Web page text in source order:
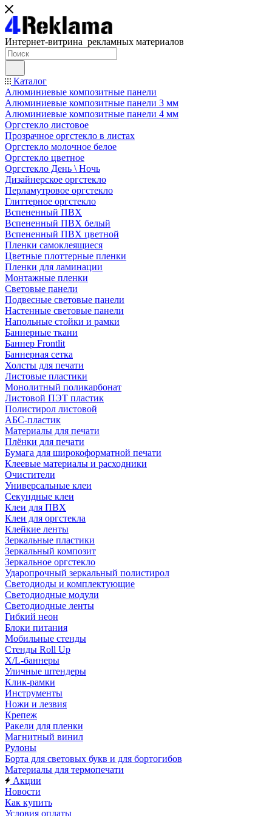
Интернет-витрина рекламных материалов
Каталог
Алюминиевые композитные панели
Алюминиевые композитные панели 3 мм
Алюминиевые композитные панели 4 мм
Оргстекло листовое
Прозрачное оргстекло в листах
Оргстекло молочное белое
Оргстекло цветное
Оргстекло День \ Ночь
Дизайнерское оргстекло
Перламутровое оргстекло
Глиттерное оргстекло
Вспененный ПВХ
Вспененный ПВХ белый
Вспененный ПВХ цветной
Пленки самоклеящиеся
Цветные плоттерные пленки
Пленки для ламинации
Монтажные пленки
Световые панели
Подвесные световые панели
Настенные световые панели
Напольные стойки и рамки
Баннерные ткани
Баннер Frontlit
Баннерная сетка
Холсты для печати
Листовые пластики
Монолитный поликарбонат
Листовой ПЭТ пластик
Полистирол листовой
АБС-пластик
Материалы для печати
Плёнки для печати
Бумага для широкоформатной печати
Клеевые материалы и расходники
Очистители
Универсальные клеи
Секундные клеи
Клеи для ПВХ
Клеи для оргстекла
Клейкие ленты
Зеркальные пластики
Зеркальный композит
Зеркальное оргстекло
Ударопрочный зеркальный полистирол
Светодиоды и комплектующие
Светодиодные модули
Светодиодные ленты
Гибкий неон
Блоки питания
Мобильные стенды
Стенды Roll Up
X/L-баннеры
Уличные штендеры
Клик-рамки
Инструменты
Ножи и лезвия
Крепеж
Ракели для пленки
Магнитный винил
Рулоны
Борта для световых букв и для бортогибов
Материалы для термопечати
Акции
Новости
Как купить
Условия оплаты